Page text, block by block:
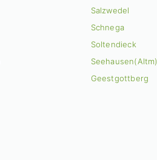
Salzwedel
Schnega
Soltendieck
Seehausen(Altm)
Geestgottberg